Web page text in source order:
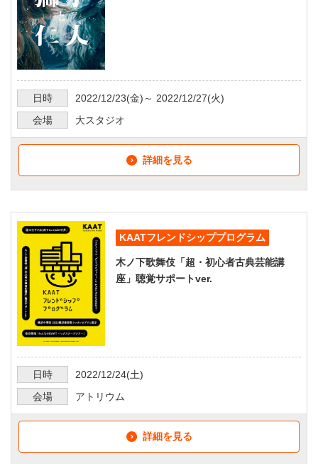
・ フロアマップ
・ レストラン/カフェ
日時 2022/12/23(金)～ 2022/12/27(火)
会場
大スタジオ
詳細を見る
KAATフレンドシッププログラム
木ノ下歌舞伎「超・初心者古典芸能講
座」聴覚サポートver.
日時 2022/12/24(土)
会場
アトリウム
詳細を見る